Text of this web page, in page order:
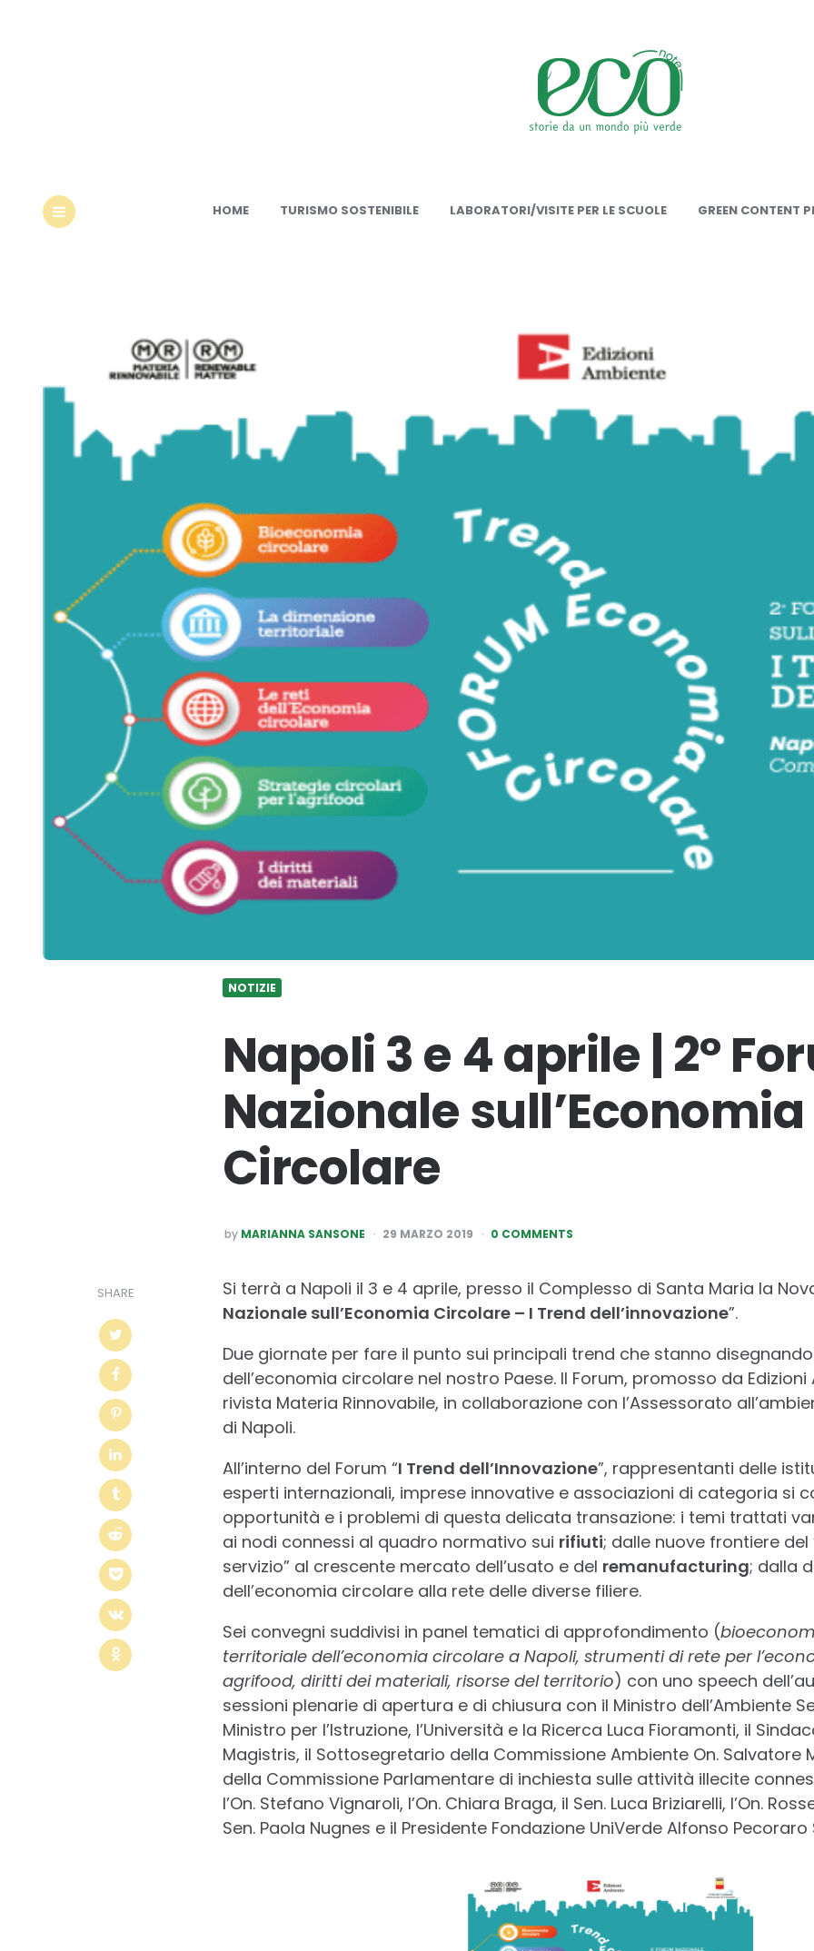
HOME TURISMO SOSTENIBILE LABORATORI/VISITE PER LE SCUOLE GREEN CONTENT
NOTIZIE
Napoli 3 e 4 aprile | 2°
Nazionale sull’Economia
Circolare
POSTED
BY
by MARIANNA SANSONE 29 MARZO 2019 0 COMMENTS
SHARE
Si terrà a Napoli il 3 e 4 aprile, presso il Complesso di Santa Maria la
Nazionale sull’Economia Circolare – I Trend dell’innovazione”.
Due giornate per fare il punto sui principali trend che stanno
dell’economia circolare nel nostro Paese. Il Forum, promosso da
rivista Materia Rinnovabile, in collaborazione con l’Assessorato
di Napoli.
All’interno del Forum “I Trend dell’Innovazione”, rappresentanti delle
esperti internazionali, imprese innovative e associazioni di categoria si
opportunità e i problemi di questa delicata transazione: i temi trattati
ai nodi connessi al quadro normativo sui rifiuti; dalle nuove frontiere
servizio” al crescente mercato dell’usato e del remanufacturing; dalla
dell’economia circolare alla rete delle diverse filiere.
Sei convegni suddivisi in panel tematici di approfondimento (
territoriale dell’economia circolare a Napoli, strumenti di rete per
agrifood, diritti dei materiali, risorse del territorio) con uno speech
sessioni plenarie di apertura e di chiusura con il Ministro dell’Ambiente
Ministro per l’Istruzione, l’Università e la Ricerca Luca Fioramonti, il
Magistris, il Sottosegretario della Commissione Ambiente On. Salvatore
della Commissione Parlamentare di inchiesta sulle attività illecite
l’On. Stefano Vignaroli, l’On. Chiara Braga, il Sen. Luca Briziarelli, l’On.
Sen. Paola Nugnes e il Presidente Fondazione UniVerde Alfonso Pecoraro